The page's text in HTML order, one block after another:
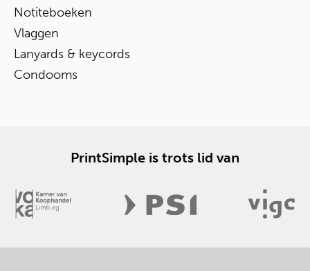
Notiteboeken
Vlaggen
Lanyards & keycords
Condooms
PrintSimple is trots lid van